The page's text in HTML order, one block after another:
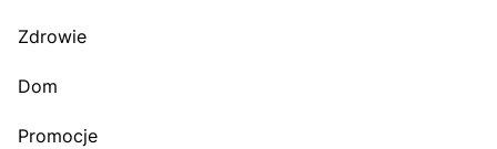
Zdrowie
Dom
Promocje